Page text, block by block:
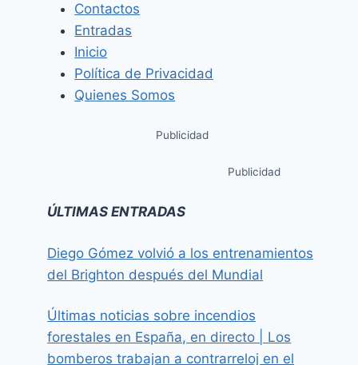
Contactos
Entradas
Inicio
Política de Privacidad
Quienes Somos
Publicidad
Publicidad
ÚLTIMAS ENTRADAS
Diego Gómez volvió a los entrenamientos
del Brighton después del Mundial
Últimas noticias sobre incendios
forestales en España, en directo | Los
bomberos trabajan a contrarreloj en el